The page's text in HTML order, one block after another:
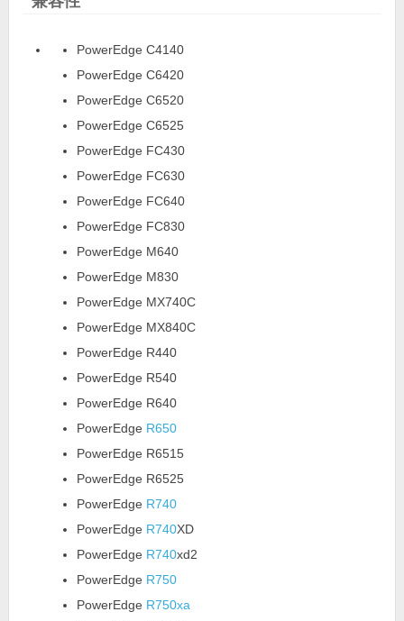
PowerEdge C4140
PowerEdge C6420
PowerEdge C6520
PowerEdge C6525
PowerEdge FC430
PowerEdge FC630
PowerEdge FC640
PowerEdge FC830
PowerEdge M640
PowerEdge M830
PowerEdge MX740C
PowerEdge MX840C
PowerEdge R440
PowerEdge R540
PowerEdge R640
PowerEdge R650
PowerEdge R6515
PowerEdge R6525
PowerEdge R740
PowerEdge R740XD
PowerEdge R740xd2
PowerEdge R750
PowerEdge R750xa